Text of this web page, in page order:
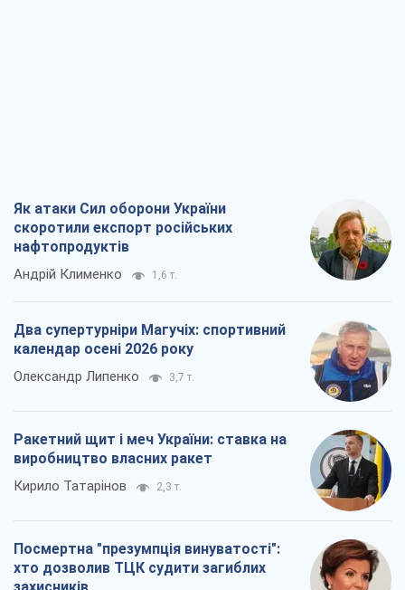
Як атаки Сил оборони України
скоротили експорт російських
нафтопродуктів
Андрій Клименко 1,6 т.
Два супертурніри Магучіх: спортивний
календар осені 2026 року
Олександр Липенко 3,7 т.
Ракетний щит і меч України: ставка на
виробництво власних ракет
Кирило Татарінов 2,3 т.
Посмертна "презумпція винуватості":
хто дозволив ТЦК судити загиблих